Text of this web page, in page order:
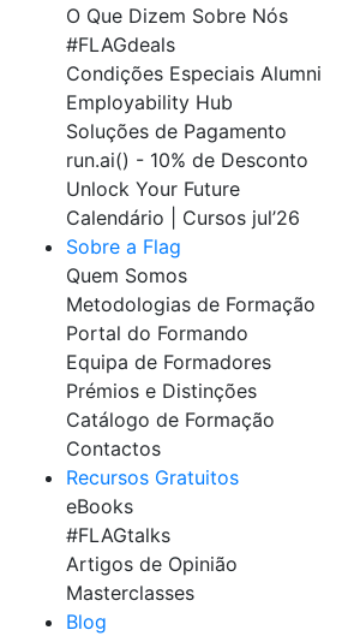
O Que Dizem Sobre Nós
#FLAGdeals
Condições Especiais Alumni
Employability Hub
Soluções de Pagamento
run.ai() - 10% de Desconto
Unlock Your Future
Calendário | Cursos jul’26
Sobre a Flag
Quem Somos
Metodologias de Formação
Portal do Formando
Equipa de Formadores
Prémios e Distinções
Catálogo de Formação
Contactos
Recursos Gratuitos
eBooks
#FLAGtalks
Artigos de Opinião
Masterclasses
Blog